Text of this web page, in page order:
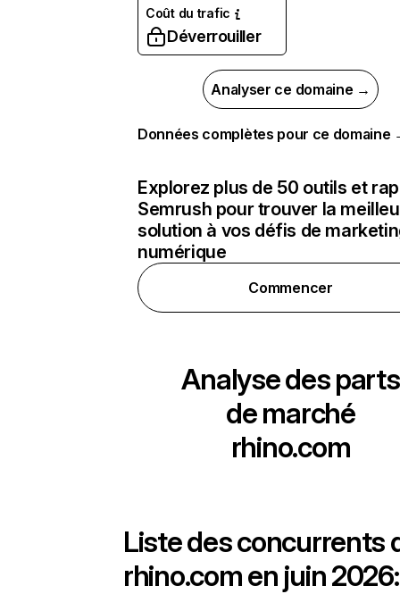
Coût du trafic
Déverrouiller
Analyser ce domaine →
Données complètes pour ce domaine
Explorez plus de 50 outils et
Semrush pour trouver la
solution à vos défis de
numérique
Commencer
Analyse des parts
de marché
rhino.com
Liste des concurrents
rhino.com en juin 2026: